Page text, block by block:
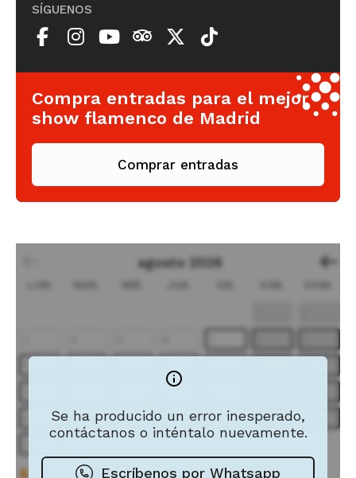
SÍGUENOS
Compra entradas para el mejor
show flamenco de Madrid
Comprar entradas